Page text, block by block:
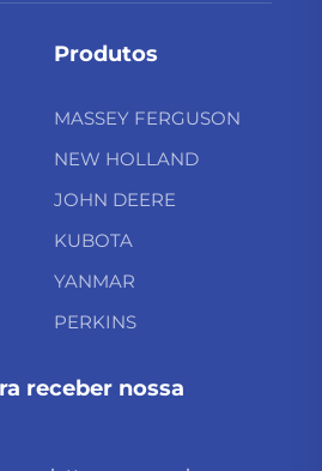
Produtos
MASSEY FERGUSON
NEW HOLLAND
JOHN DEERE
KUBOTA
YANMAR
PERKINS
receber nossa